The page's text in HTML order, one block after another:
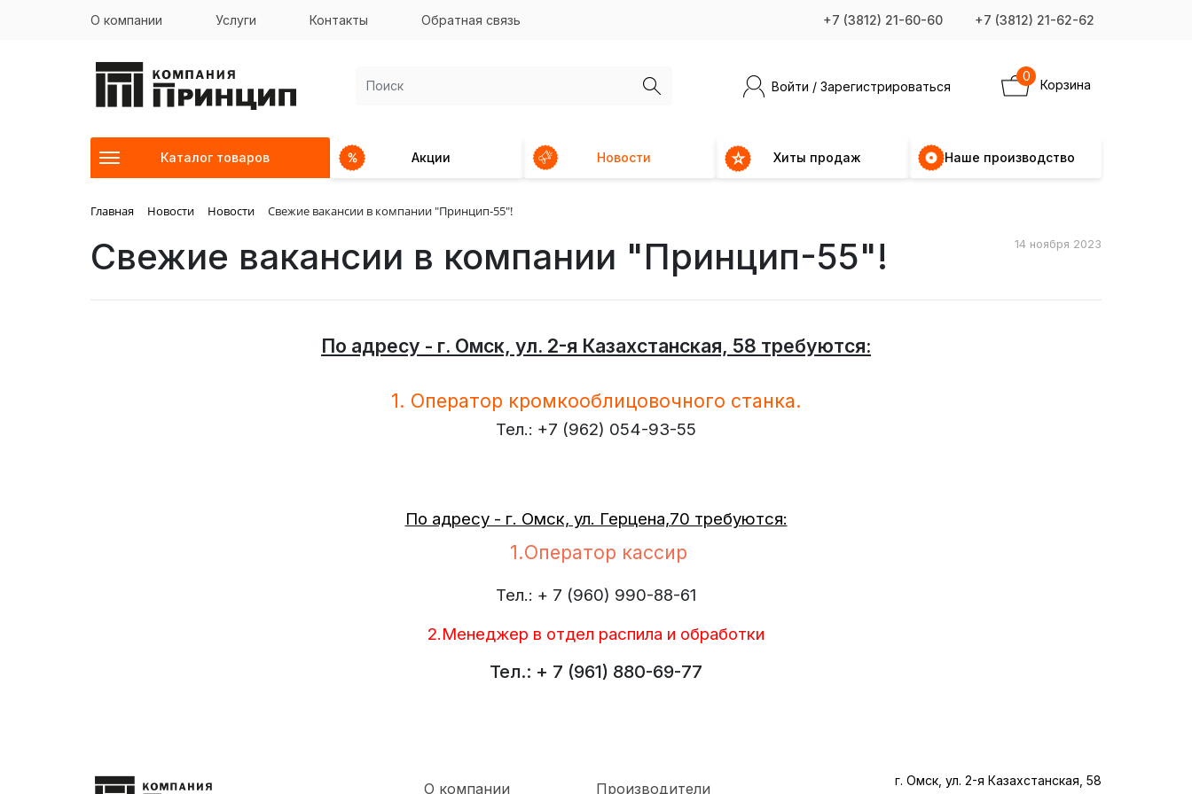
О компании Услуги Контакты Обратная связь +7 (3812) 21-60-60 +7 (3812) 21-62-62
Войти / Зарегистрироваться Корзина
0
Каталог товаров Акции Новости Хиты продаж Наше производство
Главная Новости Новости Свежие вакансии в компании "Принцип-55"!
Свежие вакансии в компании "Принцип-55"! 14 ноября 2023
По адресу - г. Омск, ул. 2-я Казахстанская, 58 требуются:
1. Оператор кромкооблицовочного станка.
Тел.: +7 (962) 054-93-55
По адресу - г. Омск, ул. Герцена,70 требуются:
1.Оператор кассир
Тел.: + 7 (960) 990-88-61
2.Менеджер в отдел распила и обработки
Тел.: + 7 (961) 880-69-77
О компании Производители г. Омск, ул. 2-я Казахстанская, 58